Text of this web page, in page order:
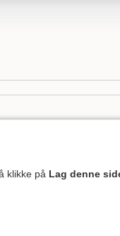
klikke på Lag denne